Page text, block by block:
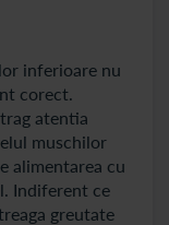
inferioare nu
corect.
atentia
muschilor
alimentarea cu
Indiferent ce
greutate